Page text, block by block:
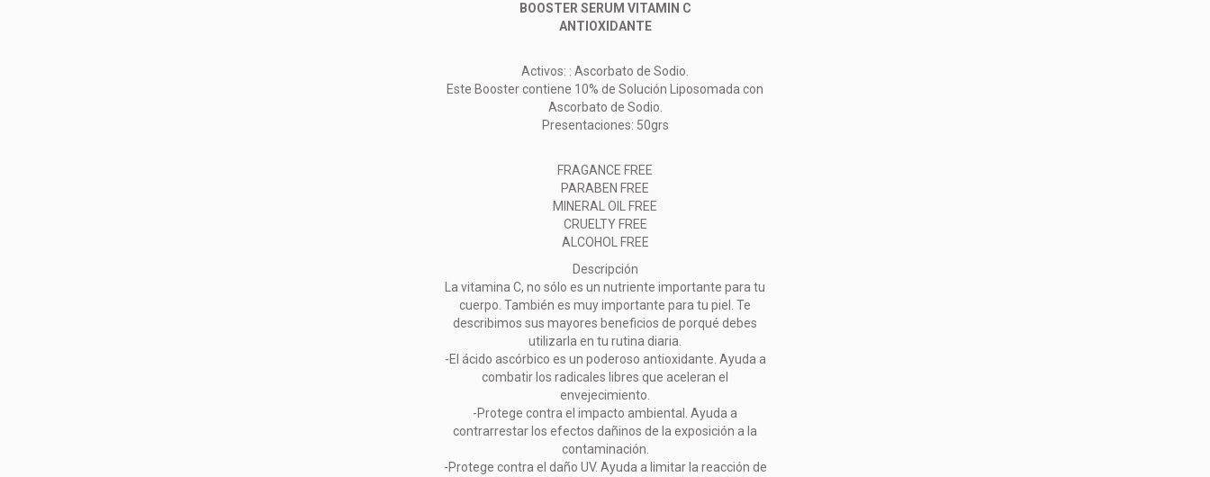
BOOSTER SERUM VITAMIN C
ANTIOXIDANTE
Activos: : Ascorbato de Sodio.
Este Booster contiene 10% de Solución Liposomada con
Ascorbato de Sodio.
Presentaciones: 50grs
FRAGANCE FREE
PARABEN FREE
MINERAL OIL FREE
CRUELTY FREE
ALCOHOL FREE
Descripción
La vitamina C, no sólo es un nutriente importante para tu
cuerpo. También es muy importante para tu piel. Te
describimos sus mayores beneficios de porqué debes
utilizarla en tu rutina diaria.
-El ácido ascórbico es un poderoso antioxidante. Ayuda a
combatir los radicales libres que aceleran el
envejecimiento.
-Protege contra el impacto ambiental. Ayuda a
contrarrestar los efectos dañinos de la exposición a la
contaminación.
-Protege contra el daño UV. Ayuda a limitar la reacción de